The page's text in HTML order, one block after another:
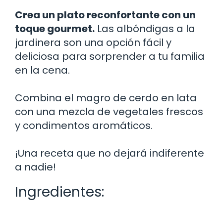
Crea un plato reconfortante con un
toque gourmet. Las albóndigas a la
jardinera son una opción fácil y
deliciosa para sorprender a tu familia
en la cena.
Combina el magro de cerdo en lata
con una mezcla de vegetales frescos
y condimentos aromáticos.
¡Una receta que no dejará indiferente
a nadie!
Ingredientes: